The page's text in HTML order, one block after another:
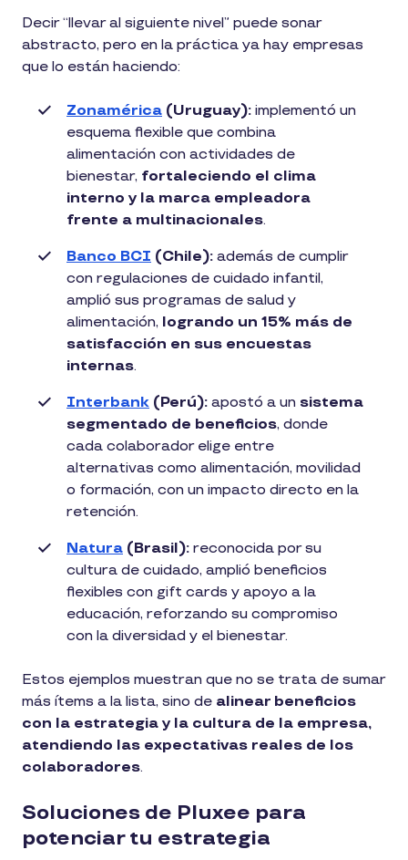
Decir “llevar al siguiente nivel” puede sonar
abstracto, pero en la práctica ya hay empresas
que lo están haciendo:
Zonamérica (Uruguay): implementó un
esquema flexible que combina
alimentación con actividades de
bienestar, fortaleciendo el clima
interno y la marca empleadora
frente a multinacionales.
Banco BCI (Chile): además de cumplir
con regulaciones de cuidado infantil,
amplió sus programas de salud y
alimentación, logrando un 15% más de
satisfacción en sus encuestas
internas.
Interbank (Perú): apostó a un sistema
segmentado de beneficios, donde
cada colaborador elige entre
alternativas como alimentación, movilidad
o formación, con un impacto directo en la
retención.
Natura (Brasil): reconocida por su
cultura de cuidado, amplió beneficios
flexibles con gift cards y apoyo a la
educación, reforzando su compromiso
con la diversidad y el bienestar.
Estos ejemplos muestran que no se trata de sumar
más ítems a la lista, sino de alinear beneficios
con la estrategia y la cultura de la empresa,
atendiendo las expectativas reales de los
colaboradores.
Soluciones de Pluxee para
potenciar tu estrategia